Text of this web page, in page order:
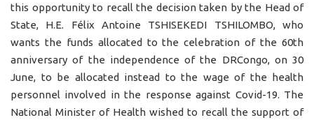
this opportunity to recall the decision taken by the Head of
State, H.E. Félix Antoine TSHISEKEDI TSHILOMBO, who
wants the funds allocated to the celebration of the 60th
anniversary of the independence of the DRCongo, on 30
June, to be allocated instead to the wage of the health
personnel involved in the response against Covid-19. The
National Minister of Health wished to recall the support of